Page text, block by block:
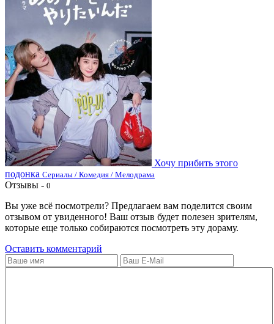
Хочу прибить этого
подонка Сериалы / Комедия / Мелодрама
Отзывы - 0
Вы уже всё посмотрели? Предлагаем вам поделится своим
отзывом от увиденного! Ваш отзыв будет полезен зрителям,
которые еще только собираются посмотреть эту дораму.
Оставить комментарий